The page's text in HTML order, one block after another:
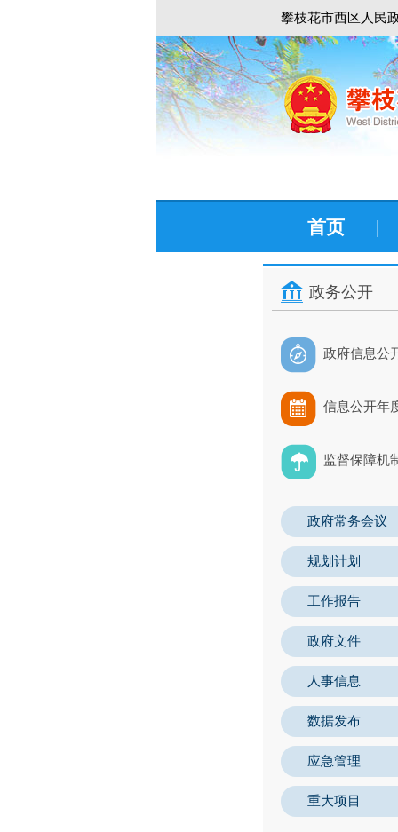
攀枝花市西区人民
首页 |
政务公开
政府信息公
信息公开年
监督保障机
政府常务会议
规划计划
工作报告
政府文件
人事信息
数据发布
应急管理
重大项目